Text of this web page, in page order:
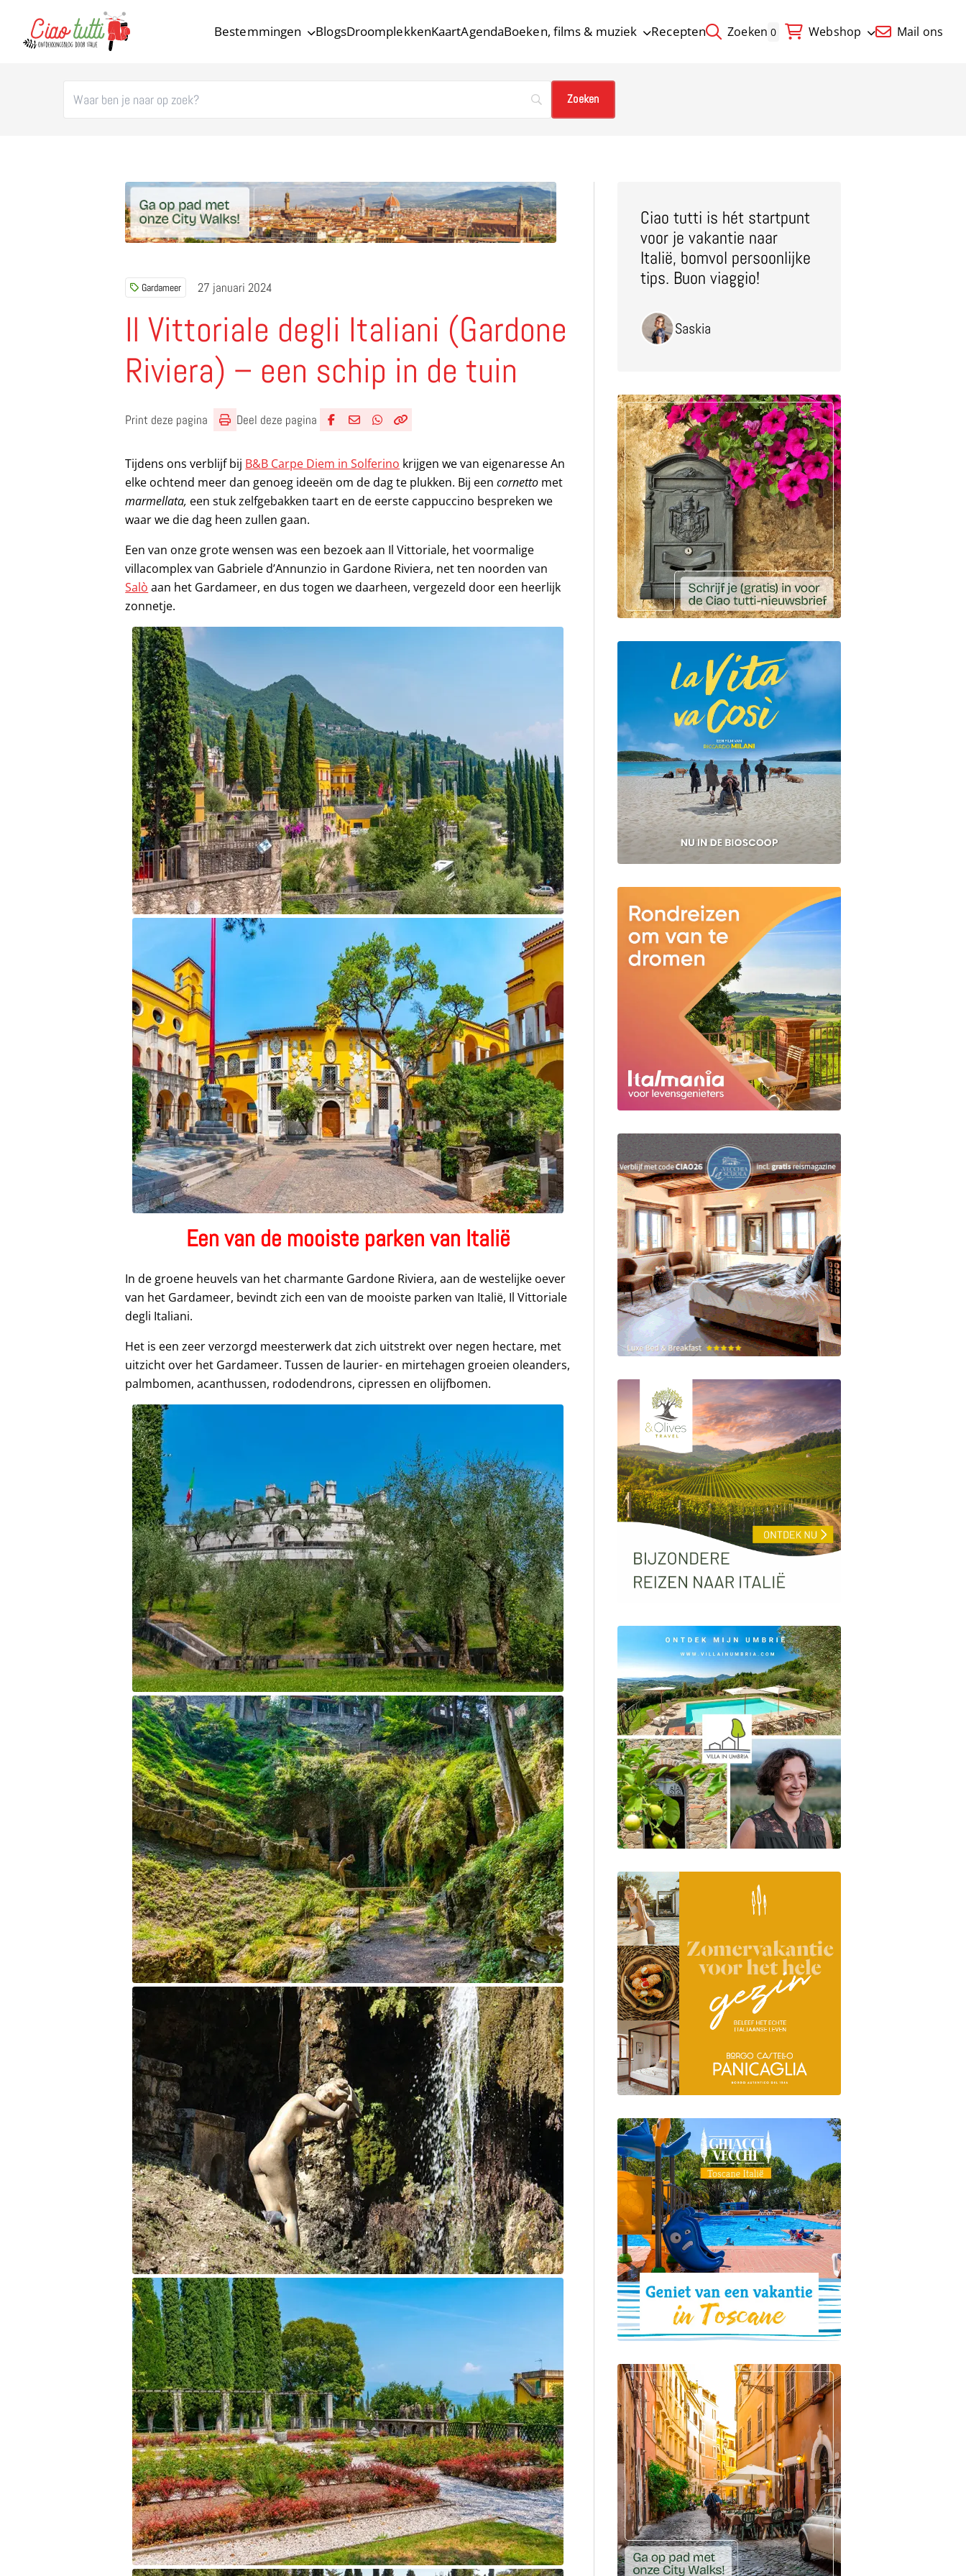
Bestemmingen BlogsDroomplekkenKaartAgendaBoeken, films & muziek Recepten Zoeken 0 Webshop Mail ons
Gardameer 27 januari 2024
Il Vittoriale degli Italiani (Gardone
Riviera) – een schip in de tuin
Print deze pagina
Deel deze pagina
Tijdens ons verblijf bij B&B Carpe Diem in Solferino krijgen we van eigenaresse An
elke ochtend meer dan genoeg ideeën om de dag te plukken. Bij eencornetto met
marmellata, een stuk zelfgebakken taart en de eerste cappuccino bespreken we
waar we die dag heen zullen gaan.
Een van onze grote wensen was een bezoek aan Il Vittoriale, het voormalige
villacomplex van Gabriele d’Annunzio in Gardone Riviera, net ten noorden van
Salò aan het Gardameer, en dus togen we daarheen, vergezeld door een heerlijk
zonnetje.
Een van de mooiste parken van Italië
In de groene heuvels van het charmante Gardone Riviera, aan de westelijke oever
van het Gardameer, bevindt zich een van de mooiste parken van Italië, Il Vittoriale
degli Italiani.
Het is een zeer verzorgd meesterwerk dat zich uitstrekt over negen hectare, met
uitzicht over het Gardameer. Tussen de laurier- en mirtehagen groeien oleanders,
palmbomen, acanthussen, rododendrons, cipressen en olijfbomen.
Ciao tutti is hét startpunt
voor je vakantie naar
Italië, bomvol persoonlijke
tips. Buon viaggio!
Saskia